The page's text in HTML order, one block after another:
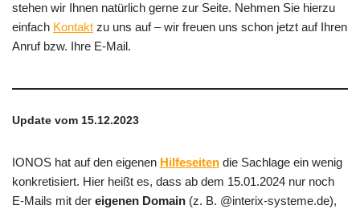
stehen wir Ihnen natürlich gerne zur Seite. Nehmen Sie hierzu
einfach Kontakt zu uns auf – wir freuen uns schon jetzt auf Ihren
Anruf bzw. Ihre E-Mail.
Update vom 15.12.2023
IONOS hat auf den eigenen Hilfeseiten die Sachlage ein wenig
konkretisiert. Hier heißt es, dass ab dem 15.01.2024 nur noch
E-Mails mit der eigenen Domain (z. B. @interix-systeme.de),